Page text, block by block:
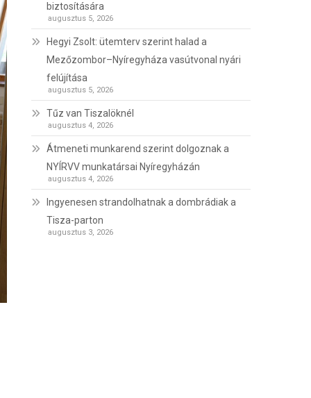
biztosítására
augusztus 5, 2026
Hegyi Zsolt: ütemterv szerint halad a
Mezőzombor–Nyíregyháza vasútvonal nyári
felújítása
augusztus 5, 2026
Tűz van Tiszalöknél
augusztus 4, 2026
Átmeneti munkarend szerint dolgoznak a
NYÍRVV munkatársai Nyíregyházán
augusztus 4, 2026
Ingyenesen strandolhatnak a dombrádiak a
Tisza-parton
augusztus 3, 2026